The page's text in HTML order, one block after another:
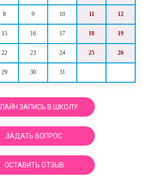
8 9 10 11 12
15 16 17 18 19
22 23 24 25 26
29 30 31
ЗАПИСЬ В ШКОЛУ
ЗАДАТЬ ВОПРОС
ОСТАВИТЬ ОТЗЫВ